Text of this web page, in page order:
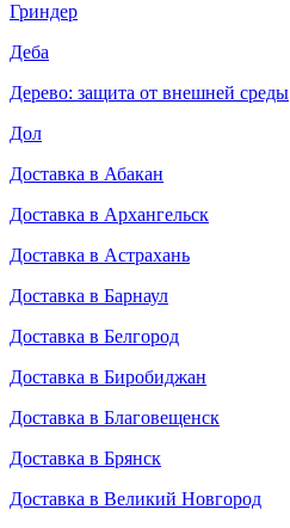
Гриндер
Деба
Дерево: защита от внешней среды
Дол
Доставка в Абакан
Доставка в Архангельск
Доставка в Астрахань
Доставка в Барнаул
Доставка в Белгород
Доставка в Биробиджан
Доставка в Благовещенск
Доставка в Брянск
Доставка в Великий Новгород